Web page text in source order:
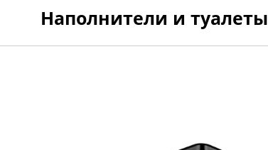
Наполнители и туалеты